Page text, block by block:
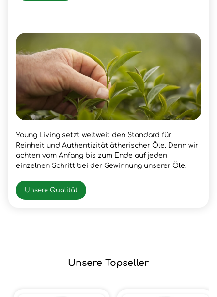
Young Living setzt weltweit den Standard für
Reinheit und Authentizität ätherischer Öle. Denn wir
achten vom Anfang bis zum Ende auf jeden
einzelnen Schritt bei der Gewinnung unserer Öle.
Unsere Qualität
Unsere Topseller